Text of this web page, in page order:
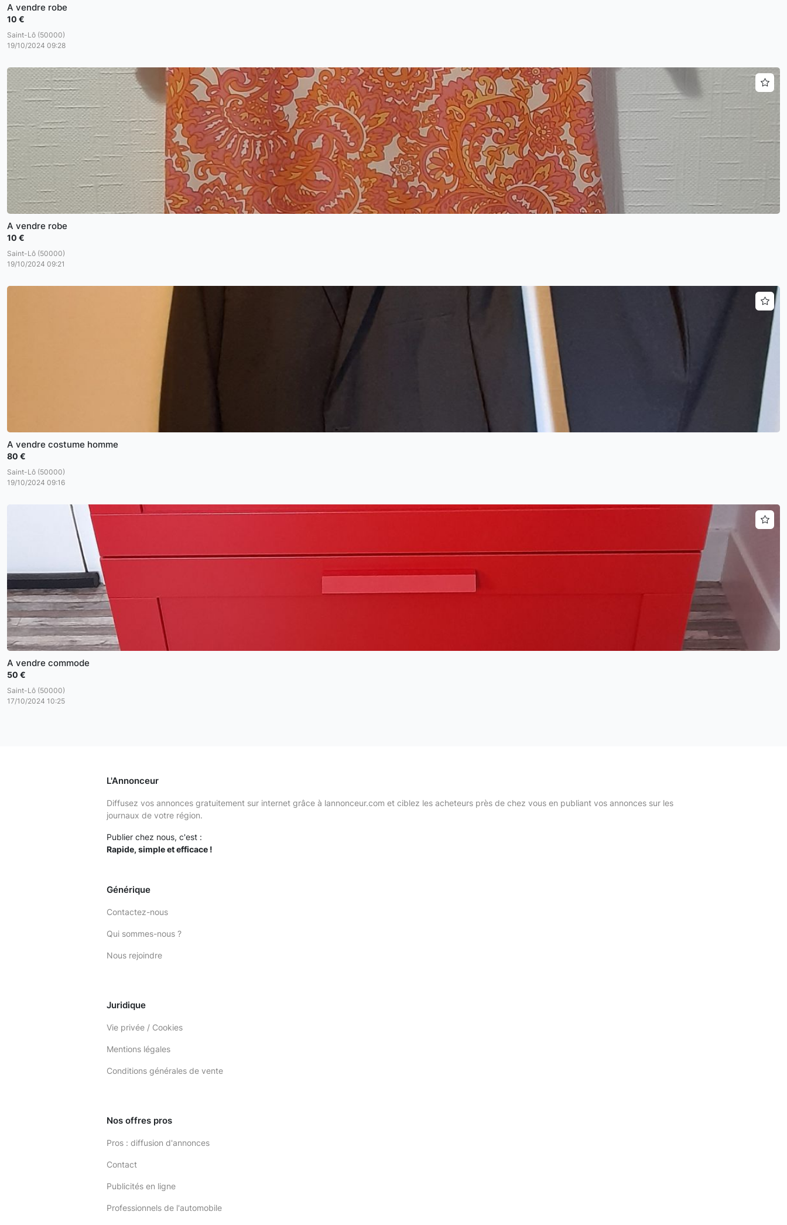
A vendre robe
10 €
Saint-Lô (50000)
19/10/2024 09:28
A vendre robe
10 €
Saint-Lô (50000)
19/10/2024 09:21
A vendre costume homme
80 €
Saint-Lô (50000)
19/10/2024 09:16
A vendre commode
50 €
Saint-Lô (50000)
17/10/2024 10:25
L'Annonceur
Diffusez vos annonces gratuitement sur internet grâce à lannonceur.com et ciblez les acheteurs près de chez vous en publiant vos annonces sur les
journaux de votre région.
Publier chez nous, c'est :
Rapide, simple et efficace !
Générique
Contactez-nous
Qui sommes-nous ?
Nous rejoindre
Juridique
Vie privée / Cookies
Mentions légales
Conditions générales de vente
Nos offres pros
Pros : diffusion d'annonces
Contact
Publicités en ligne
Professionnels de l'automobile